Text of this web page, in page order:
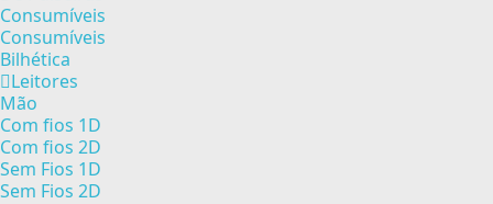
Consumíveis
Consumíveis
Bilhética
Leitores
Mão
Com fios 1D
Com fios 2D
Sem Fios 1D
Sem Fios 2D